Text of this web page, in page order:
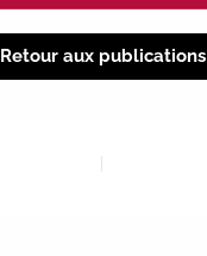
Retour aux publications